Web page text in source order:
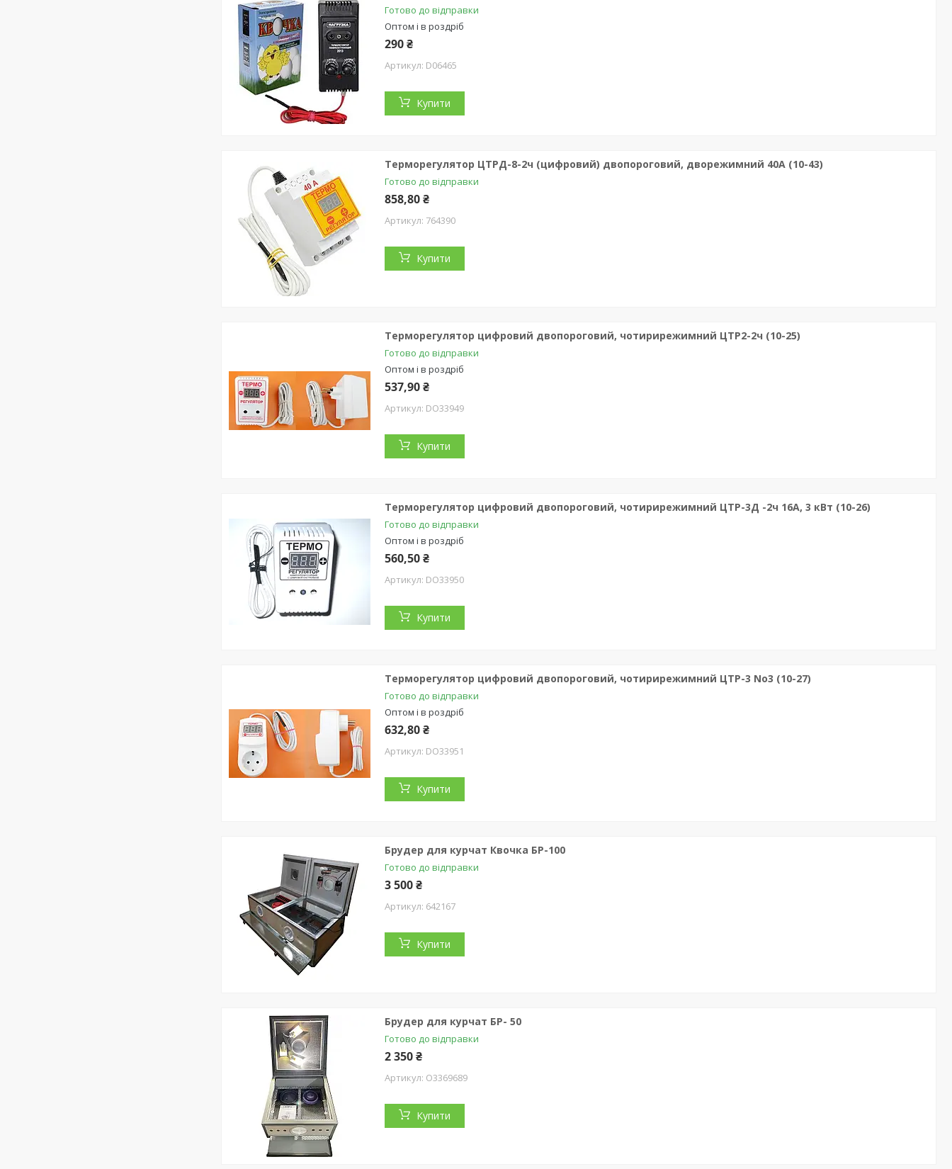
Готово до відправки
Оптом і в роздріб
290 ₴
D06465
Купити
Терморегулятор ЦТРД-8-2ч (цифровий) двопороговий, дворежимний 40А (10-43)
Готово до відправки
858,80 ₴
764390
Купити
Терморегулятор цифровий двопороговий, чотирирежимний ЦТР2-2ч (10-25)
Готово до відправки
Оптом і в роздріб
537,90 ₴
DO33949
Купити
Терморегулятор цифровий двопороговий, чотирирежимний ЦТР-3Д -2ч 16А, 3 кВт (10-26)
Готово до відправки
Оптом і в роздріб
560,50 ₴
DO33950
Купити
Терморегулятор цифровий двопороговий, чотирирежимний ЦТР-3 No3 (10-27)
Готово до відправки
Оптом і в роздріб
632,80 ₴
DO33951
Купити
Брудер для курчат Квочка БР-100
Готово до відправки
3 500 ₴
642167
Купити
Брудер для курчат БР- 50
Готово до відправки
2 350 ₴
O3369689
Купити